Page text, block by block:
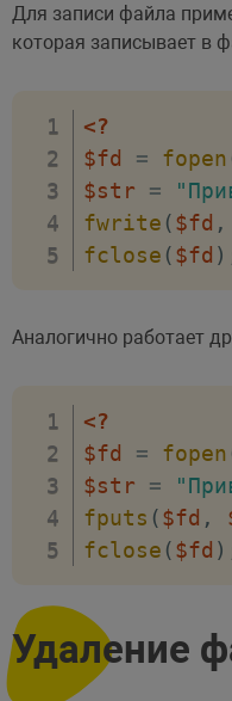
Для записи файла
которая записывает в
<?
$fd
= fopen
$str
=
fwrite ($fd ,
fclose ($fd )
Аналогично работает
<?
$fd
= fopen
$str
=
fputs ($fd ,
fclose ($fd )
Удаление